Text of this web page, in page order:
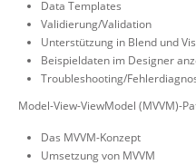
Data Templates
Validierung/Validation
Unterstützung in Blend und
Beispieldaten im Designer
Troubleshooting/
Model-View-ViewModel (MVVM)-
Das MVVM-Konzept
Umsetzung von MVVM